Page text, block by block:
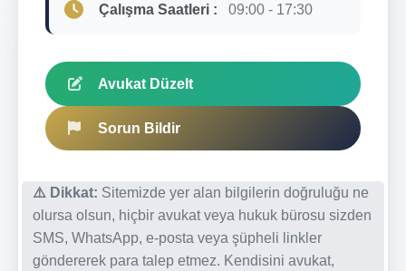
Çalışma Saatleri : 09:00 - 17:30
Avukat Düzelt
Sorun Bildir
⚠️ Dikkat: Sitemizde yer alan bilgilerin doğruluğu ne
olursa olsun, hiçbir avukat veya hukuk bürosu sizden
SMS, WhatsApp, e-posta veya şüpheli linkler
göndererek para talep etmez. Kendisini avukat,